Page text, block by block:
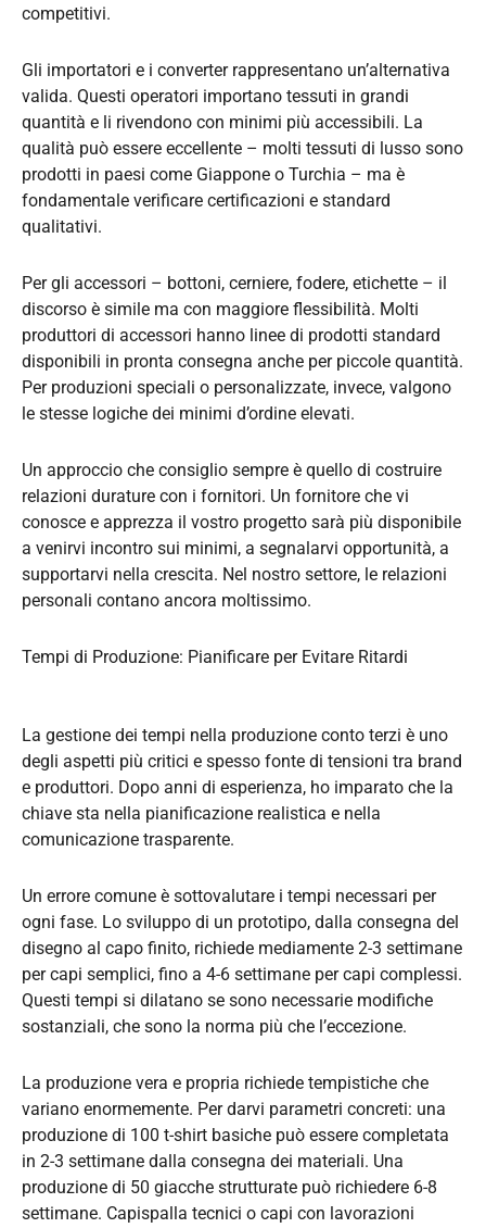
competitivi.
Gli importatori e i converter rappresentano un’alternativa
valida. Questi operatori importano tessuti in grandi
quantità e li rivendono con minimi più accessibili. La
qualità può essere eccellente – molti tessuti di lusso sono
prodotti in paesi come Giappone o Turchia – ma è
fondamentale verificare certificazioni e standard
qualitativi.
Per gli accessori – bottoni, cerniere, fodere, etichette – il
discorso è simile ma con maggiore flessibilità. Molti
produttori di accessori hanno linee di prodotti standard
disponibili in pronta consegna anche per piccole quantità.
Per produzioni speciali o personalizzate, invece, valgono
le stesse logiche dei minimi d’ordine elevati.
Un approccio che consiglio sempre è quello di costruire
relazioni durature con i fornitori. Un fornitore che vi
conosce e apprezza il vostro progetto sarà più disponibile
a venirvi incontro sui minimi, a segnalarvi opportunità, a
supportarvi nella crescita. Nel nostro settore, le relazioni
personali contano ancora moltissimo.
Tempi di Produzione: Pianificare per Evitare Ritardi
La gestione dei tempi nella produzione conto terzi è uno
degli aspetti più critici e spesso fonte di tensioni tra brand
e produttori. Dopo anni di esperienza, ho imparato che la
chiave sta nella pianificazione realistica e nella
comunicazione trasparente.
Un errore comune è sottovalutare i tempi necessari per
ogni fase. Lo sviluppo di un prototipo, dalla consegna del
disegno al capo finito, richiede mediamente 2-3 settimane
per capi semplici, fino a 4-6 settimane per capi complessi.
Questi tempi si dilatano se sono necessarie modifiche
sostanziali, che sono la norma più che l’eccezione.
La produzione vera e propria richiede tempistiche che
variano enormemente. Per darvi parametri concreti: una
produzione di 100 t-shirt basiche può essere completata
in 2-3 settimane dalla consegna dei materiali. Una
produzione di 50 giacche strutturate può richiedere 6-8
settimane. Capispalla tecnici o capi con lavorazioni